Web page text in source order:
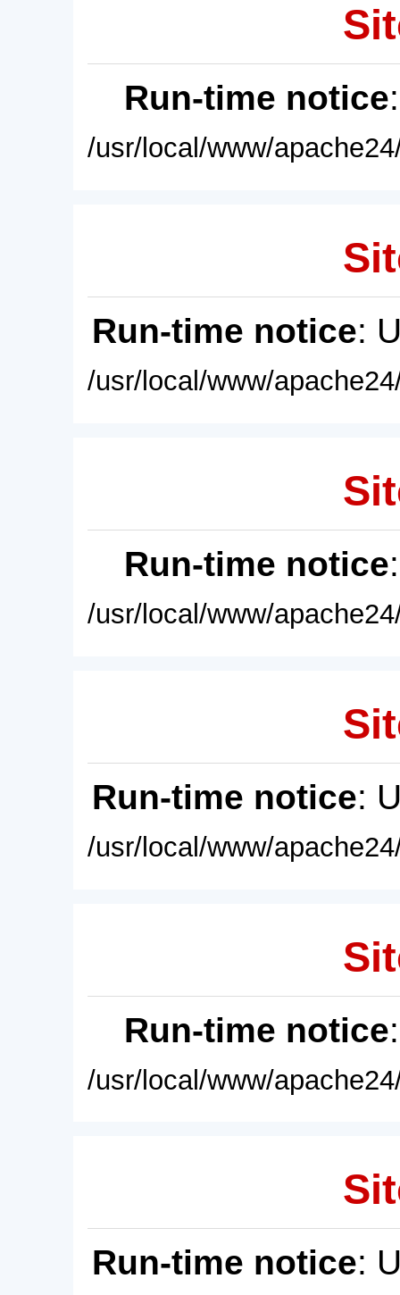
Run-time notice
/usr/local/www/
Run-time notice:
/usr/local/www/
Run-time notice
/usr/local/www/
Run-time notice:
/usr/local/www/
Run-time notice
/usr/local/www/
Run-time notice: